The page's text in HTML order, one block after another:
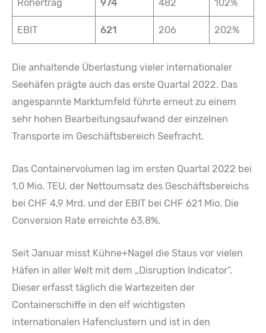
Rohertrag 974 482 102%
EBIT 621 206 202%
Die anhaltende Überlastung vieler internationaler
Seehäfen prägte auch das erste Quartal 2022. Das
angespannte Marktumfeld führte erneut zu einem
sehr hohen Bearbeitungsaufwand der einzelnen
Transporte im Geschäftsbereich Seefracht.
Das Containervolumen lag im ersten Quartal 2022 bei
1,0 Mio. TEU, der Nettoumsatz des Geschäftsbereichs
bei CHF 4,9 Mrd. und der EBIT bei CHF 621 Mio. Die
Conversion Rate erreichte 63,8%.
Seit Januar misst Kühne+Nagel die Staus vor vielen
Häfen in aller Welt mit dem „Disruption Indicator“.
Dieser erfasst täglich die Wartezeiten der
Containerschiffe in den elf wichtigsten
internationalen Hafenclustern und ist in den